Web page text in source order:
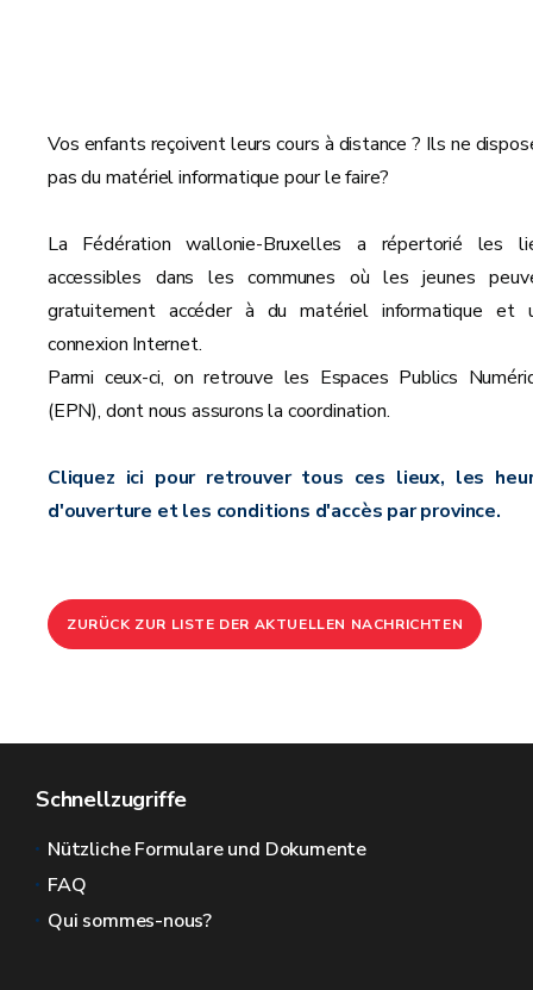
Vos enfants reçoivent leurs cours à distance ? Ils ne
pas du matériel informatique pour le faire?
La Fédération wallonie-Bruxelles a répertorié les
accessibles dans les communes où les jeunes
gratuitement accéder à du matériel informatique et
connexion Internet.
Parmi ceux-ci, on retrouve les Espaces Publics
(EPN), dont nous assurons la coordination.
Cliquez ici pour retrouver tous ces lieux, les
d'ouverture et les conditions d'accès par province.
ZURÜCK ZUR LISTE DER AKTUELLEN NACHRICHTEN
Schnellzugriffe
Nützliche Formulare und Dokumente
FAQ
Qui sommes-nous?